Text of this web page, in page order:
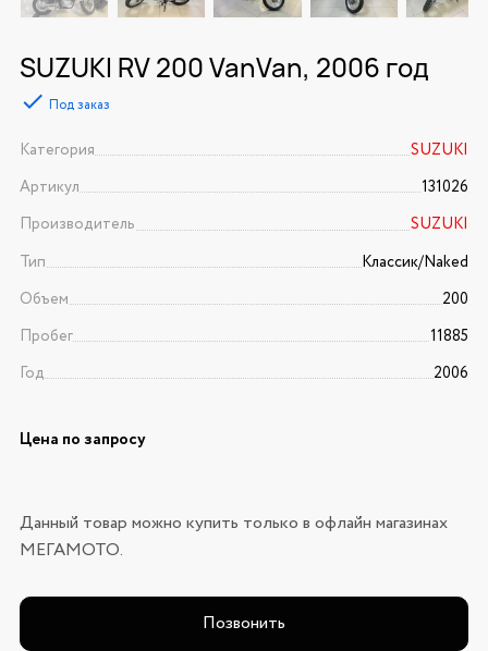
SUZUKI RV 200 VanVan, 2006 год
Под заказ
Категория
SUZUKI
Артикул
131026
Производитель
SUZUKI
Тип
Классик/Naked
Объем
200
Пробег
11885
Год
2006
Цена по запросу
Данный товар можно купить только в офлайн магазинах
МЕГАМОТО.
Позвонить